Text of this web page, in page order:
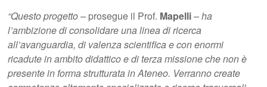
“Questo progetto – prosegue il Prof. Mapelli– ha
l’ambizione di consolidare una linea di ricerca
all’avanguardia, di valenza scientifica e con enormi
ricadute in ambito didattico e di terza missione che non è
presente in forma strutturata in Ateneo. Verranno create